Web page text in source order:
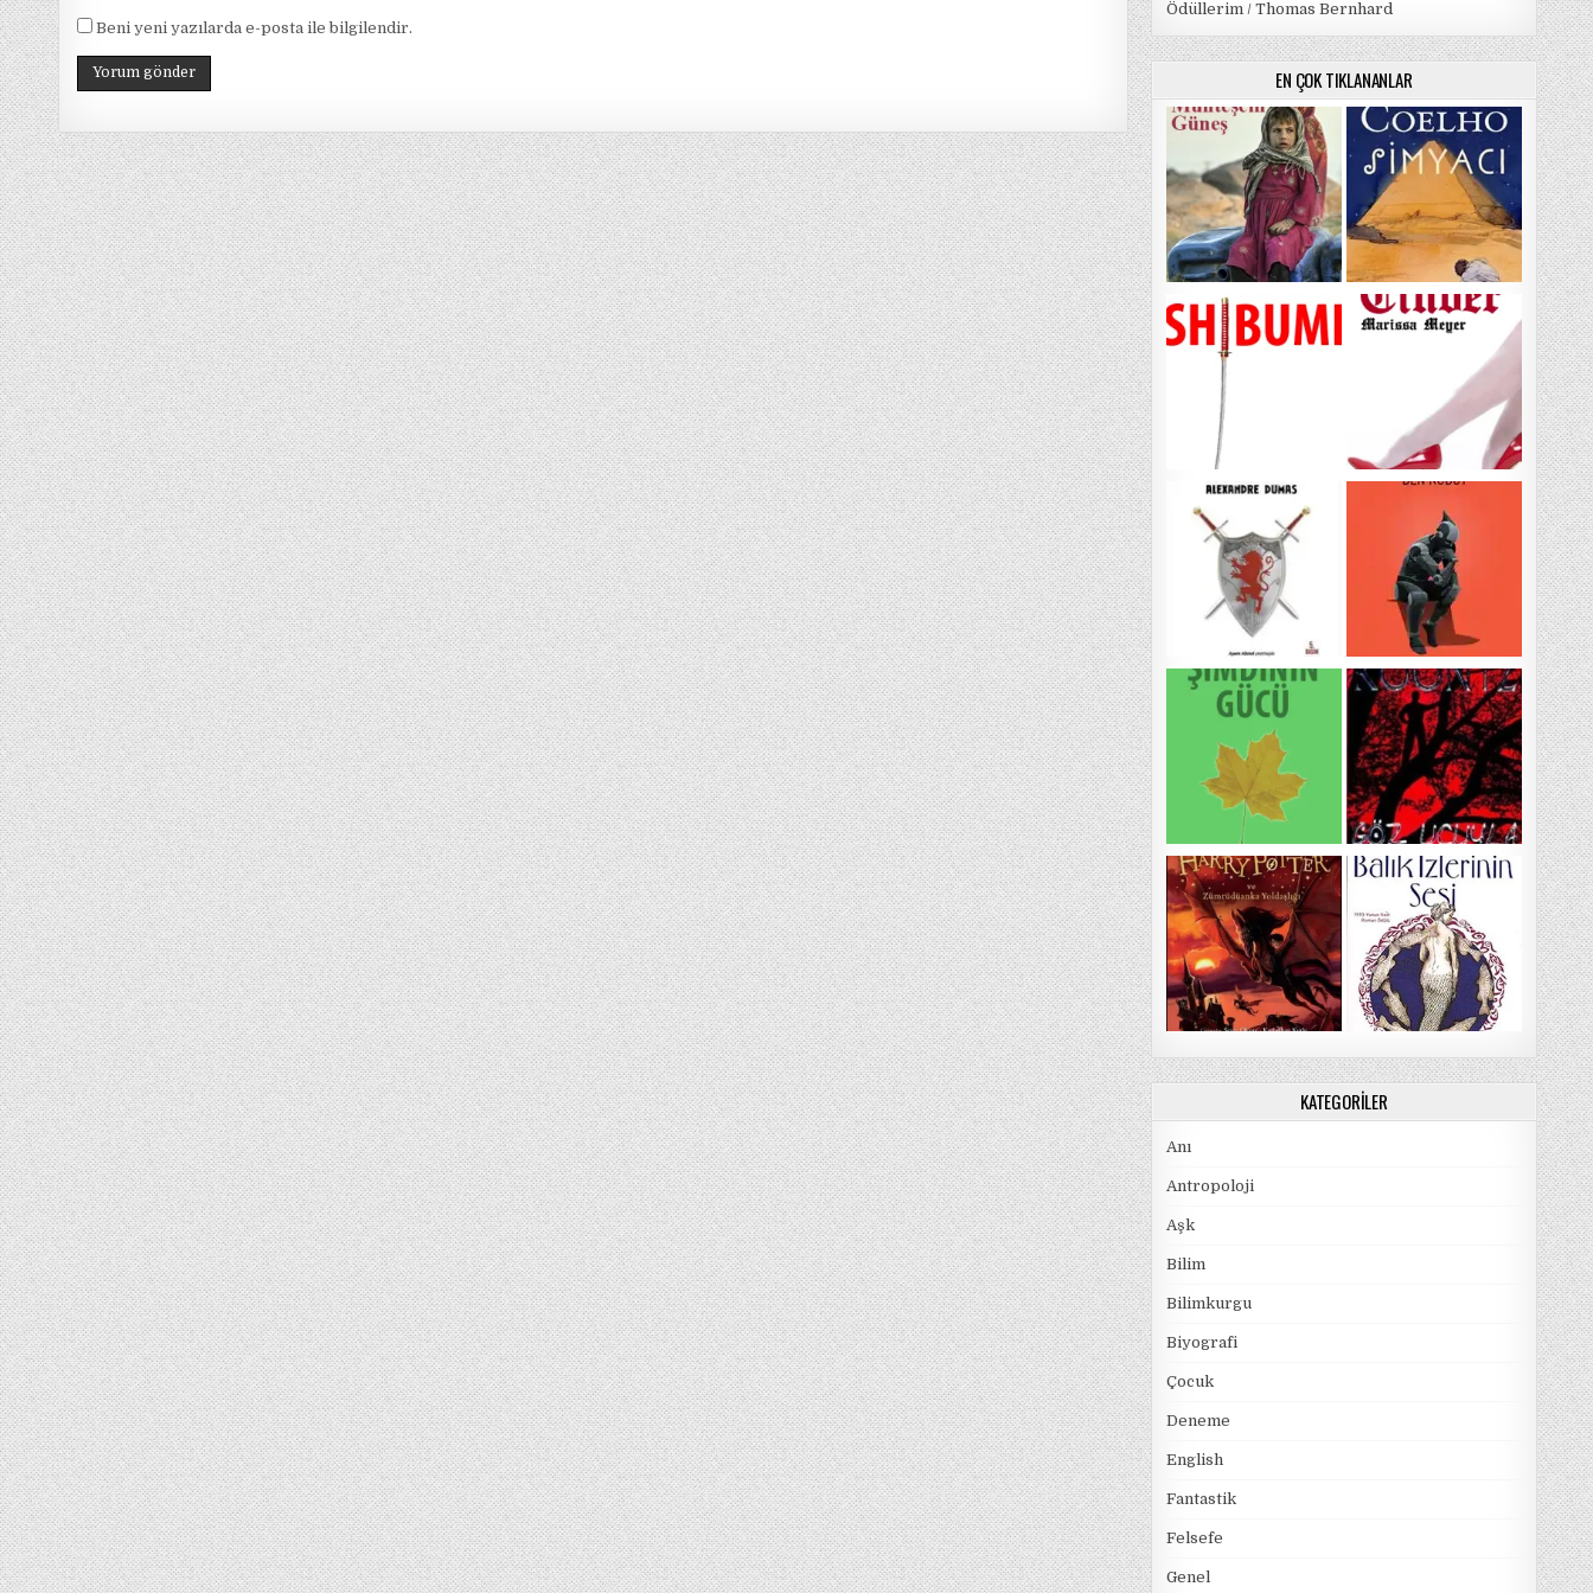
Beni yeni yazılarda e-posta ile bilgilendir.
Ödüllerim / Thomas Bernhard
EN ÇOK TIKLANANLAR
KATEGORILER
Anı
Antropoloji
Aşk
Bilim
Bilimkurgu
Biyografi
Çocuk
Deneme
English
Fantastik
Felsefe
Genel